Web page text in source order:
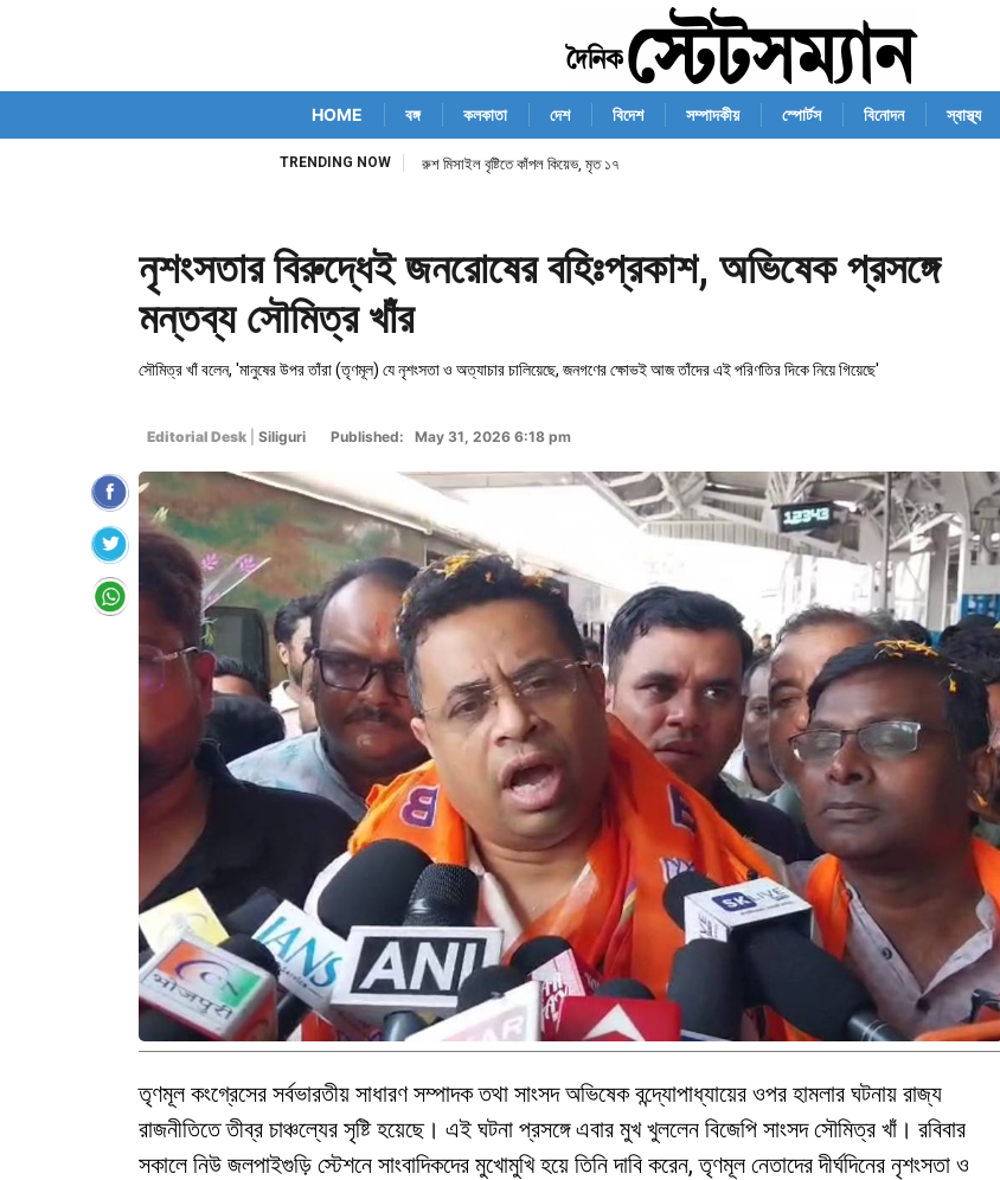
HOME বঙ্গ কলকাতা দেশ বিদেশ সম্পাদকীয় স্পোর্টস বিনোদন স্বাস্থ্য
TRENDING NOW রুশ মিসাইল বৃষ্টিতে কাঁপল কিয়েভ, মৃত ১৭
নৃশংসতার বিরুদ্ধেই জনরোষের বহিঃপ্রকাশ, অভিষেক প্রসঙ্গে
মন্তব্য সৌমিত্র খাঁর
সৌমিত্র খাঁ বলেন, 'মানুষের উপর তাঁরা (তৃণমূল) যে নৃশংসতা ও অত্যাচার চালিয়েছে, জনগণের ক্ষোভই আজ তাঁদের এই পরিণতির দিকে নিয়ে গিয়েছে'
Editorial Desk Siliguri Published: May 31, 2026 6:18 pm
তৃণমূল কংগ্রেসের সর্বভারতীয় সাধারণ সম্পাদক তথা সাংসদ অভিষেক বন্দ্যোপাধ্যায়ের ওপর হামলার ঘটনায় রাজ্য
রাজনীতিতে তীব্র চাঞ্চল্যের সৃষ্টি হয়েছে। এই ঘটনা প্রসঙ্গে এবার মুখ খুললেন বিজেপি সাংসদ সৌমিত্র খাঁ। রবিবার
সকালে নিউ জলপাইগুড়ি স্টেশনে সাংবাদিকদের মুখোমুখি হয়ে তিনি দাবি করেন, তৃণমূল নেতাদের দীর্ঘদিনের নৃশংসতা ও